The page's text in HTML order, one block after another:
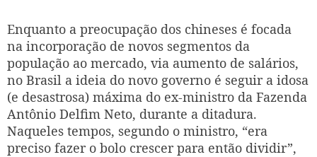
Enquanto a preocupação dos chineses é focada
na incorporação de novos segmentos da
população ao mercado, via aumento de salários,
no Brasil a ideia do novo governo é seguir a idosa
(e desastrosa) máxima do ex-ministro da Fazenda
Antônio Delfim Neto, durante a ditadura.
Naqueles tempos, segundo o ministro, “era
preciso fazer o bolo crescer para então dividir”,